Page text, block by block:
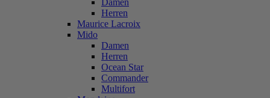
Damen
Herren
Maurice Lacroix
Mido
Damen
Herren
Ocean Star
Commander
Multifort